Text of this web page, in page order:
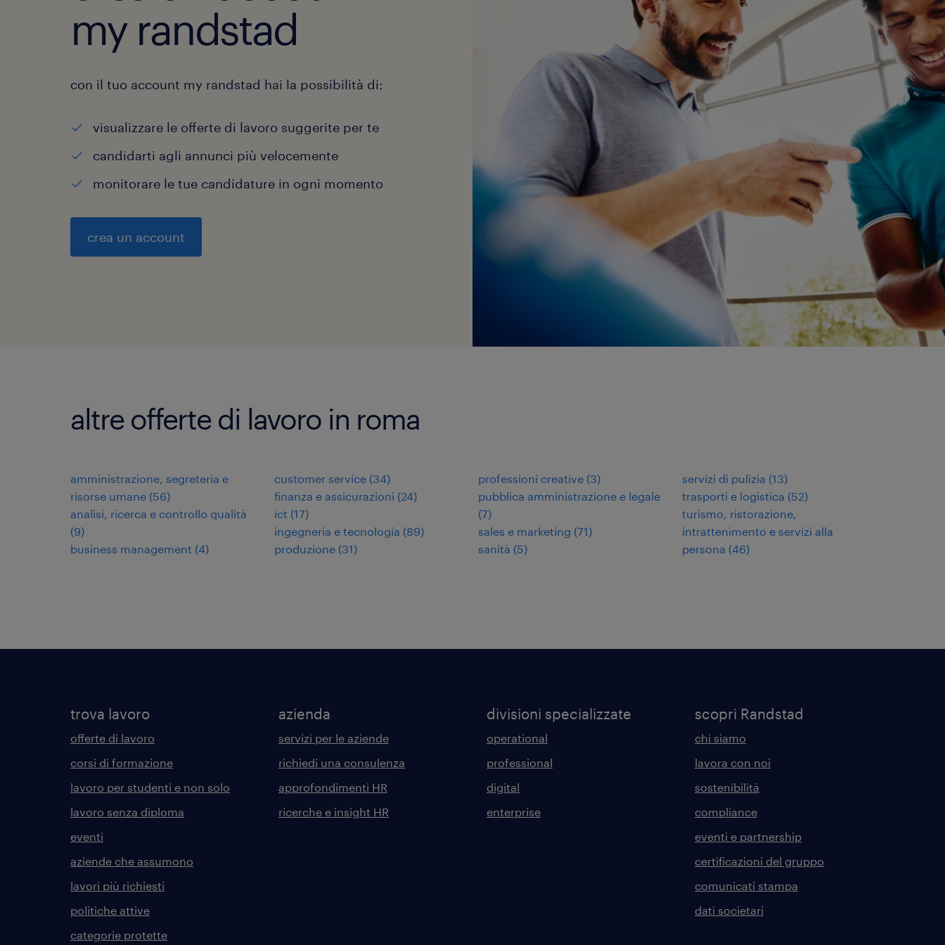
my randstad
con il tuo account my randstad hai la possibilità di:
visualizzare le offerte di lavoro suggerite per te
candidarti agli annunci più velocemente
monitorare le tue candidature in ogni momento
crea un account
altre offerte di lavoro in roma
amministrazione, segreteria e
risorse umane (56)
analisi, ricerca e controllo qualità
(9)
business management (4)
customer service (34)
finanza e assicurazioni (24)
ict (17)
ingegneria e tecnologia (89)
produzione (31)
professioni creative (3)
pubblica amministrazione e legale
(7)
sales e marketing (71)
sanità (5)
servizi di pulizia (13)
trasporti e logistica (52)
turismo, ristorazione,
intrattenimento e servizi alla
persona (46)
trova lavoro
offerte di lavoro
corsi di formazione
lavoro per studenti e non solo
lavoro senza diploma
eventi
aziende che assumono
lavori più richiesti
politiche attive
categorie protette
azienda
servizi per le aziende
richiedi una consulenza
approfondimenti HR
ricerche e insight HR
divisioni specializzate
operational
professional
digital
enterprise
scopri Randstad
chi siamo
lavora con noi
sostenibilità
compliance
eventi e partnership
certificazioni del gruppo
comunicati stampa
dati societari